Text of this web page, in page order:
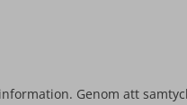
Genom att